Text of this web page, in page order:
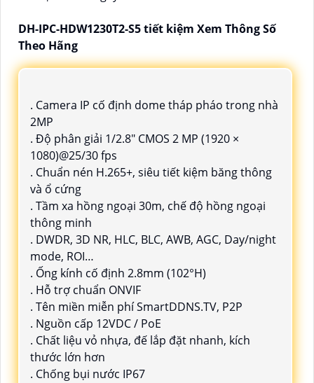
DH-IPC-HDW1230T2-S5 tiết kiệm Xem Thông Số
Theo Hãng
. Camera IP cố định dome tháp pháo trong nhà
2MP
. Độ phân giải 1/2.8" CMOS 2 MP (1920 ×
1080)@25/30 fps
. Chuẩn nén H.265+, siêu tiết kiệm băng thông
và ổ cứng
. Tầm xa hồng ngoại 30m, chế độ hồng ngoại
thông minh
. DWDR, 3D NR, HLC, BLC, AWB, AGC, Day/night
mode, ROI…
. Ống kính cố định 2.8mm (102°H)
. Hỗ trợ chuẩn ONVIF
. Tên miền miễn phí SmartDDNS.TV, P2P
. Nguồn cấp 12VDC / PoE
. Chất liệu vỏ nhựa, đế lắp đặt nhanh, kích
thước lớn hơn
. Chống bụi nước IP67